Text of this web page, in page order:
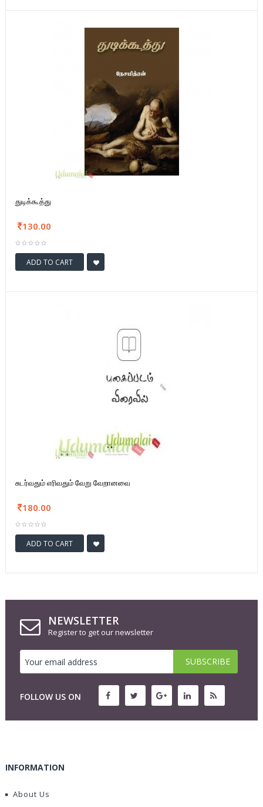
துடிக்கூத்து
130.00
ADD TO CART
சுடர்வதும் எரிவதும் வேறு வேறானவை
180.00
ADD TO CART
NEWSLETTER
Register to get our newsletter
FOLLOW US ON
INFORMATION
About Us